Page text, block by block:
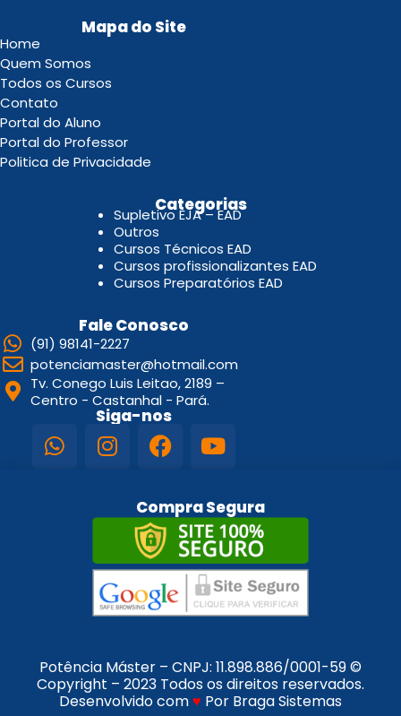
Mapa do Site
Home
Quem Somos
Todos os Cursos
Contato
Portal do Aluno
Portal do Professor
Politica de Privacidade
Categorias
Supletivo EJA – EAD
Outros
Cursos Técnicos EAD
Cursos profissionalizantes EAD
Cursos Preparatórios EAD
Fale Conosco
(91) 98141-2227
potenciamaster@hotmail.com
Tv. Conego Luis Leitao, 2189 –
Centro - Castanhal - Pará.
Siga-nos
Compra Segura
Potência Máster – CNPJ: 11.898.886/0001-59©
Copyright – 2023 Todos os direitos reservados.
Desenvolvido com♥ Por Braga Sistemas